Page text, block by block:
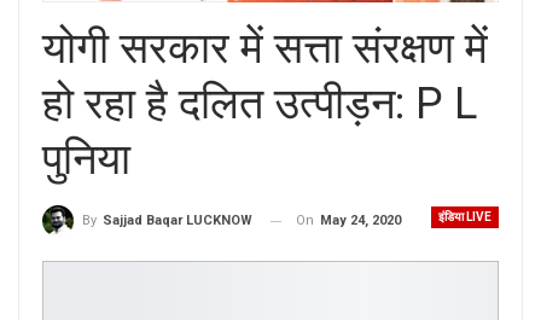
योगी सरकार में सत्ता संरक्षण में
हो रहा है दलित उत्पीड़न: P L
पुनिया
इंडिया LIVE
By Sajjad Baqar LUCKNOW On May 24, 2020